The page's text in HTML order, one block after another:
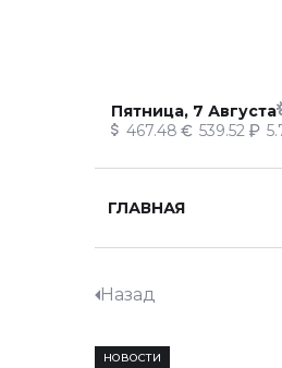
Пятница, 7 Августа
467.48 539.52
ГЛАВНАЯ
Назад
НОВОСТИ